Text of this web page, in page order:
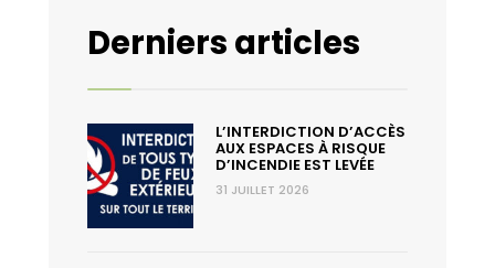
Derniers articles
L’INTERDICTION D’ACCÈS
AUX ESPACES À RISQUE
D’INCENDIE EST LEVÉE
31 JUILLET 2026